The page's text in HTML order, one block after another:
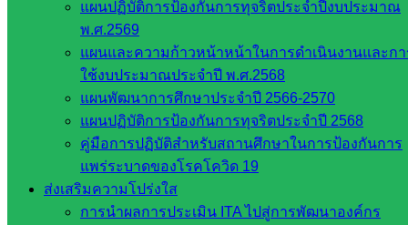
แผนปฏิบัติการป้องกันการทุจริตประจำปีงบประมาณ
พ.ศ.2569
แผนและความก้าวหน้าหน้าในการดำเนินงานและก
ใช้งบประมาณประจำปี พ.ศ.2568
แผนพัฒนาการศึกษาประจำปี 2566-2570
แผนปฏิบัติการป้องกันการทุจริตประจำปี 2568
คู่มือการปฏิบัติสำหรับสถานศึกษาในการป้องกันการ
แพร่ระบาดของโรคโควิด 19
ส่งเสริมความโปร่งใส
การนำผลการประเมิน ITA ไปสู่การพัฒนาองค์กร
หน่วยงาน
ที่เกี่ยวข้อง
กระทรวง
ศึกษาธิการ
กระทรวง
การ
อุดมศึกษา